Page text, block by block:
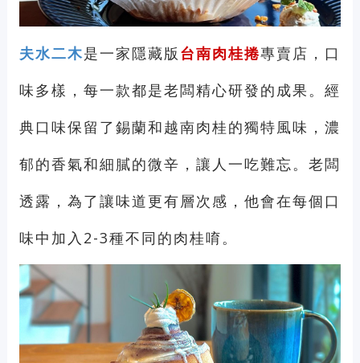
夫水二木是一家隱藏版 台南肉桂捲專賣店，口
味多樣，每一款都是老闆精心研發的成果。經
典口味保留了錫蘭和越南肉桂的獨特風味，濃
郁的香氣和細膩的微辛，讓人一吃難忘。老闆
透露，為了讓味道更有層次感，他會在每個口
味中加入2-3種不同的肉桂唷。